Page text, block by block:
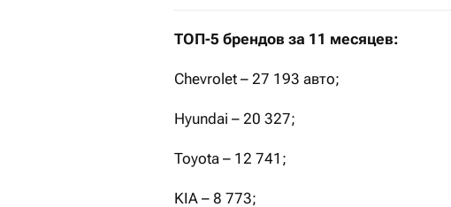
ТОП-5 брендов за 11 месяцев:
Chevrolet – 27 193 авто;
Hyundai – 20 327;
Toyota – 12 741;
KIA – 8 773;